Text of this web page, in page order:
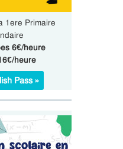
1ere Primaire
6€/heure
heure
Pass »